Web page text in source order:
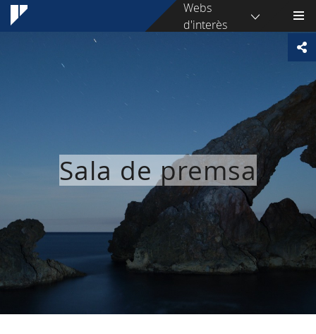
Webs
d'interès
Sala de premsa